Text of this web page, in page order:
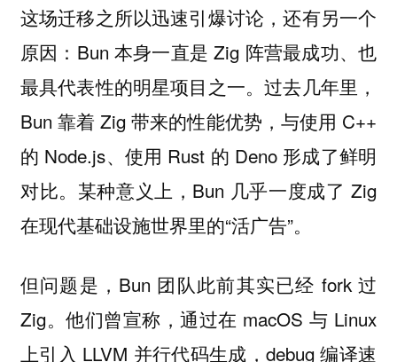
这场迁移之所以迅速引爆讨论，还有另一个
原因：Bun 本身一直是 Zig 阵营最成功、也
最具代表性的明星项目之一。过去几年里，
Bun 靠着 Zig 带来的性能优势，与使用 C++
的 Node.js、使用 Rust 的 Deno 形成了鲜明
对比。某种意义上，Bun 几乎一度成了 Zig
在现代基础设施世界里的“活广告”。
但问题是，Bun 团队此前其实已经 fork 过
Zig。他们曾宣称，通过在 macOS 与 Linux
上引入 LLVM 并行代码生成，debug 编译速